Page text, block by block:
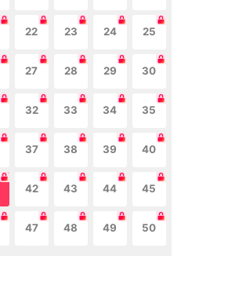
22 23 24 25
27 28 29 30
32 33 34 35
37 38 39 40
42 43 44 45
47 48 49 50